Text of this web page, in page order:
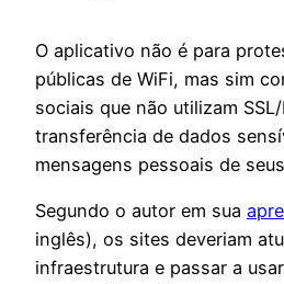
O aplicativo não é para
públicas de WiFi, mas sim
sociais que não utilizam SSL/
transferência de dados
mensagens pessoais de
Segundo o autor em sua
inglês), os sites deveriam
infraestrutura e passar a